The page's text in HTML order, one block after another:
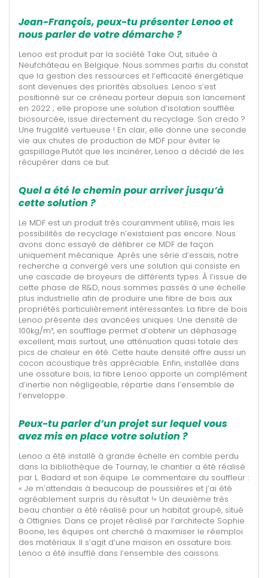
Jean-François, peux-tu présenter Lenoo et
nous parler de votre démarche ?
Lenoo est produit par la société Take Out, située à
Neufchâteau en Belgique. Nous sommes partis du constat
que la gestion des ressources et l’efficacité énergétique
sont devenues des priorités absolues. Lenoo s’est
positionné sur ce créneau porteur depuis son lancement
en 2022 ; elle propose une solution d’isolation soufflée
biosourcée, issue directement du recyclage. Son credo ?
Une frugalité vertueuse ! En clair, elle donne une seconde
vie aux chutes de production de MDF pour éviter le
gaspillage.Plutôt que les incinérer, Lenoo a décidé de les
récupérer dans ce but.
Quel a été le chemin pour arriver jusqu’à
cette solution ?
Le MDF est un produit très couramment utilisé, mais les
possibilités de recyclage n’existaient pas encore. Nous
avons donc essayé de défibrer ce MDF de façon
uniquement mécanique. Après une série d’essais, notre
recherche a convergé vers une solution qui consiste en
une cascade de broyeurs de différents types. À l’issue de
cette phase de R&D, nous sommes passés à une échelle
plus industrielle afin de produire une fibre de bois aux
propriétés particulièrement intéressantes. La fibre de bois
Lenoo présente des avancées uniques. Une densité de
100kg/m³, en soufflage permet d’obtenir un déphasage
excellent, mais surtout, une atténuation quasi totale des
pics de chaleur en été. Cette haute densité offre aussi un
cocon acoustique très appréciable. Enfin, installée dans
une ossature bois, la fibre Lenoo apporte un complément
d’inertie non négligeable, répartie dans l’ensemble de
l’enveloppe.
Peux-tu parler d’un projet sur lequel vous
avez mis en place votre solution ?
Lenoo a été installé à grande échelle en comble perdu
dans la bibliothèque de Tournay, le chantier a été réalisé
par L. Badard et son équipe. Le commentaire du souffleur :
« Je m’attendais à beaucoup de poussières et j’ai été
agréablement surpris du résultat !» Un deuxième très
beau chantier a été réalisé pour un habitat groupé, situé
à Ottignies. Dans ce projet réalisé par l’architecte Sophie
Boone, les équipes ont cherché à maximiser le réemploi
des matériaux. Il s’agit d’une maison en ossature bois.
Lenoo a été insufflé dans l’ensemble des caissons.